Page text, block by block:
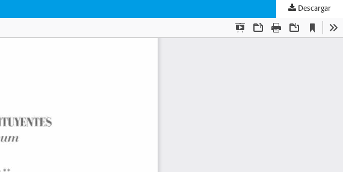
Descargar